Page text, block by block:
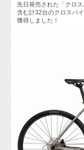
先日発売された「クロ
含む計32台のクロスバ
獲得しました！